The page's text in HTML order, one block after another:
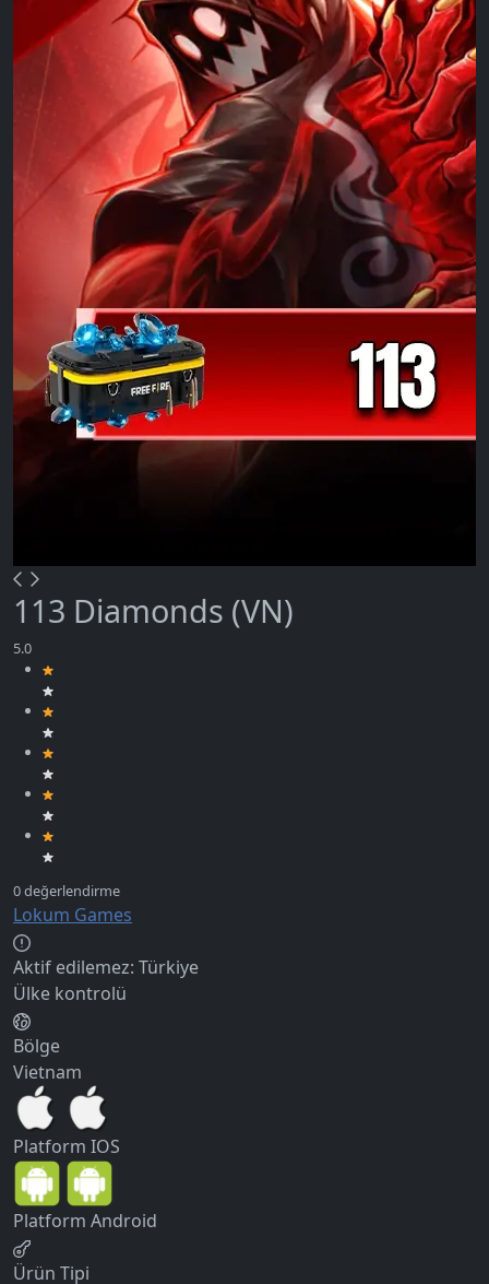
113 Diamonds (VN)
Lokum Games
Aktif edilemez: Türkiye
Ülke kontrolü
Bölge
Vietnam
Platform IOS
Platform Android
Ürün Tipi